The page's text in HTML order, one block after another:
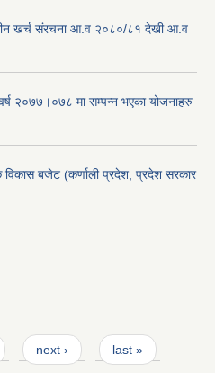
खर्च संरचना आ.व २०८०/८१ देखी आ.व
२०७७।०७८ मा सम्पन्न भएका योजनाहरु
विकास बजेट (कर्णाली प्रदेश, प्रदेश सरकार
next › last »